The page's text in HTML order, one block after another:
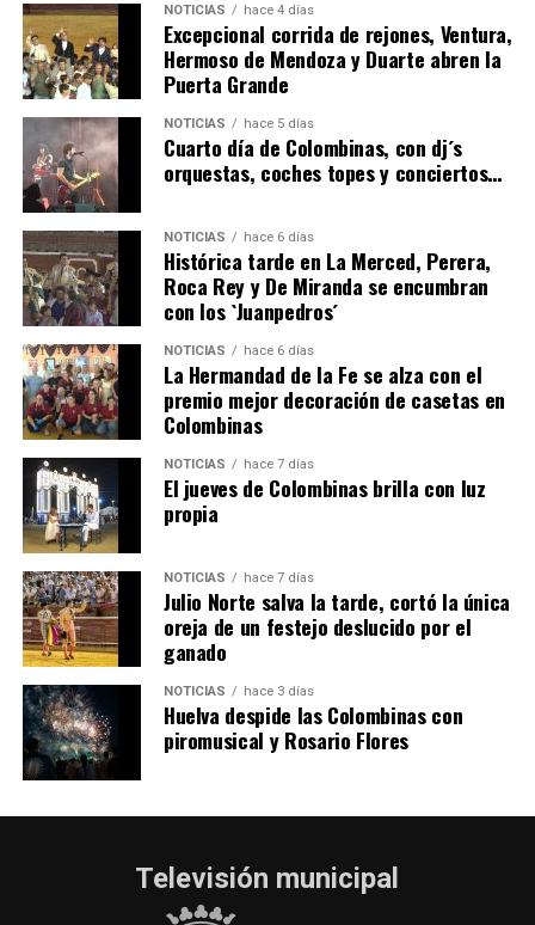
4º DÍA DE LAS FIESTAS COLOMBINAS 2026
hace 5 días Huelvatv
SEXTA CORRIDA DE LAS FIESTAS COLOMBINAS
2026
hace 3 días· Huelvatv
NOTICIAS hace 4 días
Excepcional corrida de rejones, Ventura,
Hermoso de Mendoza y Duarte abren la
Puerta Grande
NOTICIAS hace 5 días
Cuarto día de Colombinas, con dj´s
orquestas, coches topes y conciertos…
NOTICIAS hace 6 días
Histórica tarde en La Merced, Perera,
Roca Rey y De Miranda se encumbran
con los `Juanpedros´
NOTICIAS hace 6 días
La Hermandad de la Fe se alza con el
premio mejor decoración de casetas en
Colombinas
NOTICIAS hace 7 días
El jueves de Colombinas brilla con luz
propia
NOTICIAS hace 7 días
Julio Norte salva la tarde, cortó la única
oreja de un festejo deslucido por el
ganado
NOTICIAS hace 3 días
Huelva despide las Colombinas con
piromusical y Rosario Flores
Televisión municipal